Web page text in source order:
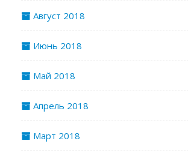
Август 2018
Июнь 2018
Май 2018
Апрель 2018
Март 2018